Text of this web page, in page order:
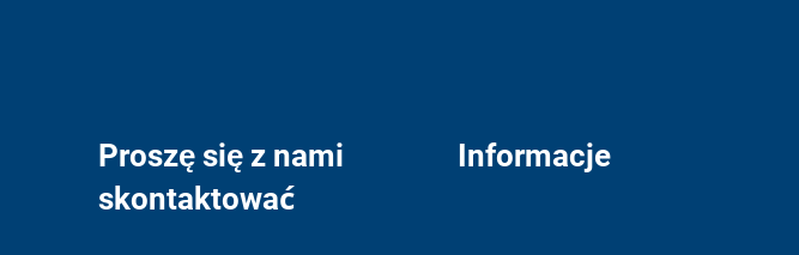
Proszę się z nami
skontaktować
Informacje